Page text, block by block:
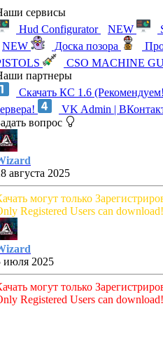
сервисы
Hud Configurator
NEW
NEW
Доска позора
CSO MACHINE
партнеры
Скачать КС 1.6
VK Admin |
вопрос
августа 2025
могут только
Registered Users can download!
июля 2025
могут только
Registered Users can download!